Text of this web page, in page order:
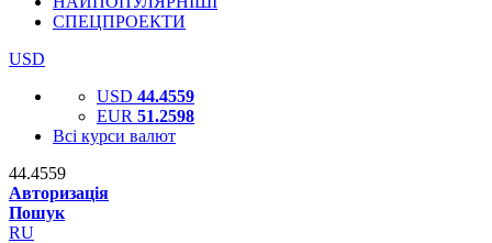
СПЕЦПРОЕКТИ
USD
USD 44.4559
EUR 51.2598
Всі курси валют
44.4559
Авторизація
Пошук
RU